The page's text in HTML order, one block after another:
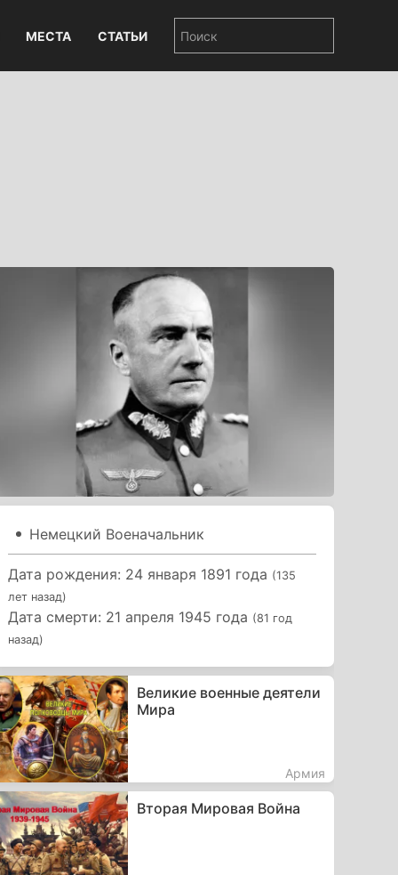
МЕСТА СТАТЬИ
Немецкий Военачальник
Дата рождения: 24 января 1891 года (135
лет назад)
Дата смерти: 21 апреля 1945 года (81 год
назад)
Великие военные деятели
Мира
Армия
Вторая Мировая Война